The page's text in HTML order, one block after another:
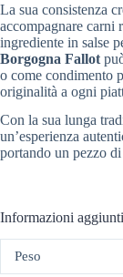
La sua consistenza
accompagnare carni
ingrediente in salse
Borgogna Fallot
o come condimento
originalità a ogni
Con la sua lunga
un’esperienza
portando un pezzo
Informazioni
Peso